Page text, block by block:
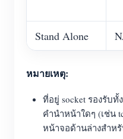
Stand Alone
หมายเหตุ:
ที่อยู่ socket รองรับ
คำนำหน้าใดๆ (เช่น
หน้าจอด้านล่างสำห